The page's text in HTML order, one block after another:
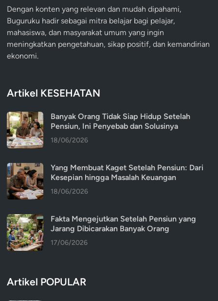
Dengan konten yang relevan dan mudah dipahami,
Buguruku hadir sebagai mitra belajar bagi pelajar,
mahasiswa, dan masyarakat umum yang ingin
meningkatkan pengetahuan, sikap positif, dan kemandirian
ekonomi.
Artikel KESEHATAN
Banyak Orang Tidak Siap Hidup Setelah
Pensiun, Ini Penyebab dan Solusinya
18/06/2026
Yang Membuat Kaget Setelah Pensiun: Dari
Kesepian hingga Masalah Keuangan
18/06/2026
Fakta Mengejutkan Setelah Pensiun yang
Jarang Dibicarakan Banyak Orang
17/06/2026
Artikel POPULAR